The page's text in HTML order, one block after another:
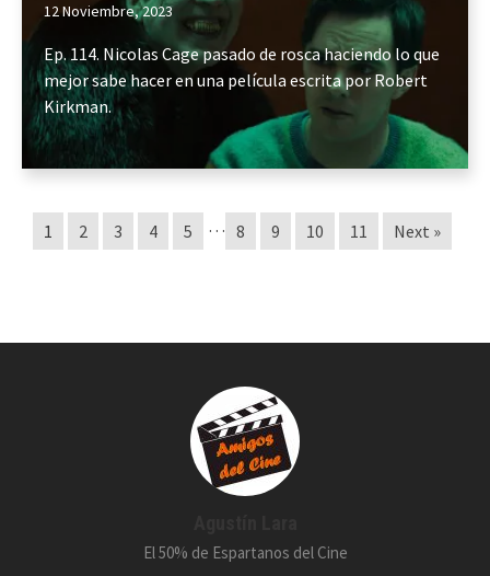
12 Noviembre, 2023
Ep. 114. Nicolas Cage pasado de rosca haciendo lo que
mejor sabe hacer en una película escrita por Robert
Kirkman.
1 2 3 4 5 … 8 9 10 11 Next »
El 50% de Espartanos del Cine